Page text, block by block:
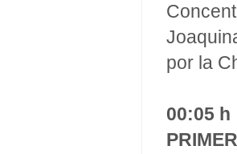
por la
00:05 h